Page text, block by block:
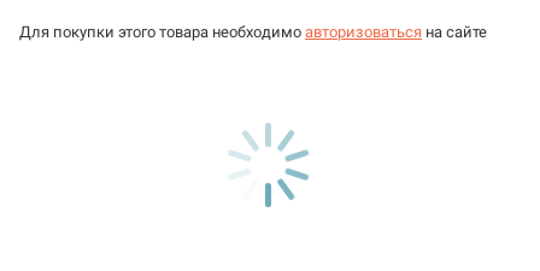
Для покупки этого товара необходимо авторизоваться на сайте